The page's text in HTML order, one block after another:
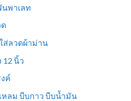
พาเลท
ส่ลวดผ้าม่าน
12 นิ้ว
ค์
ลม บีบกาว บีบน้ำมัน